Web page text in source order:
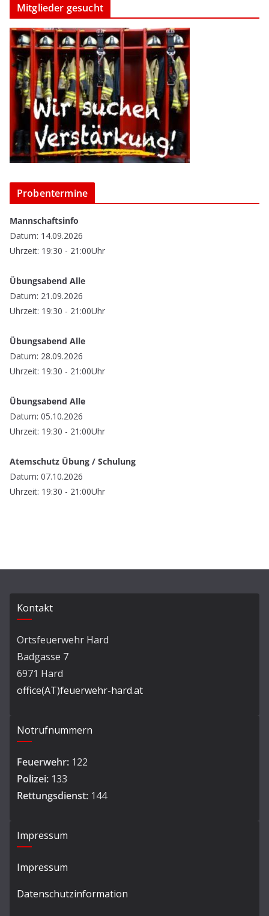
Mitglieder gesucht
Probentermine
Mannschaftsinfo
Datum: 14.09.2026
Uhrzeit: 19:30 - 21:00Uhr
Übungsabend Alle
Datum: 21.09.2026
Uhrzeit: 19:30 - 21:00Uhr
Übungsabend Alle
Datum: 28.09.2026
Uhrzeit: 19:30 - 21:00Uhr
Übungsabend Alle
Datum: 05.10.2026
Uhrzeit: 19:30 - 21:00Uhr
Atemschutz Übung / Schulung
Datum: 07.10.2026
Uhrzeit: 19:30 - 21:00Uhr
Kontakt
Ortsfeuerwehr Hard
Badgasse 7
6971 Hard
office(AT)feuerwehr-hard.at
Notrufnummern
Feuerwehr: 122
Polizei: 133
Rettungsdienst: 144
Impressum
Impressum
Datenschutzinformation